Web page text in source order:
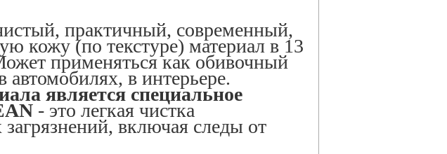
практичный, современный,
кожу (по текстуре) материал в 13
применяться как обивочный
автомобилях, в интерьере.
является специальное
- это легкая чистка
включая следы от